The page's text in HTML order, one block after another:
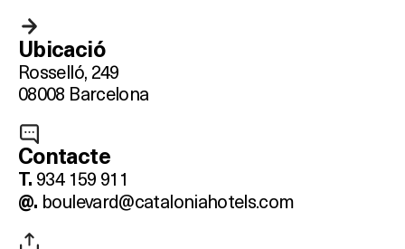
Ubicació
Rosselló, 249
08008 Barcelona
Contacte
T. 934 159 911
@. boulevard@cataloniahotels.com